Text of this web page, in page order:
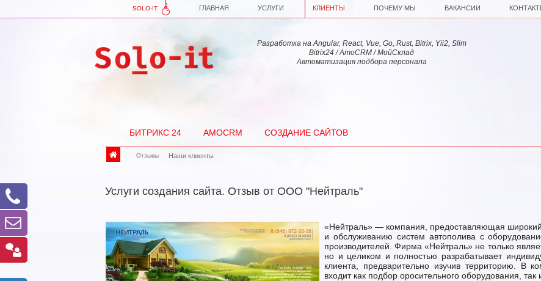
SOLO-IT ГЛАВНАЯ УСЛУГИ КЛИЕНТЫ ПОЧЕМУ МЫ ВАКАНСИИ
Разработка на Angular, React, Vue, Go, Rust, Bitrix, Yii2, Slim
Bitrix24 / AmoCRM / МойСклад
Автоматизация подбора персонала
БИТРИКС 24 AMOCRM СОЗДАНИЕ САЙТОВ
Отзывы Наши клиенты
Услуги создания сайта. Отзыв от ООО "Нейтраль"
«Нейтраль» — компания, предоставляющая
и обслуживанию систем автополива с
производителей. Фирма «Нейтраль» не только
но и целиком и полностью разрабатывает
клиента, предварительно изучив территорию. В
входит как подбор оросительного оборудования,